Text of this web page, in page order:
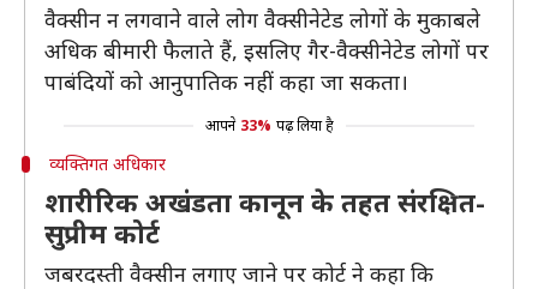
वैक्सीन न लगवाने वाले लोग वैक्सीनेटेड लोगों के मुकाबले
अधिक बीमारी फैलाते हैं, इसलिए गैर-वैक्सीनेटेड लोगों पर
पाबंदियों को आनुपातिक नहीं कहा जा सकता।
आपने 33% पढ़ लिया है
व्यक्तिगत अधिकार
शारीरिक अखंडता कानून के तहत संरक्षित-
सुप्रीम कोर्ट
जबरदस्ती वैक्सीन लगाए जाने पर कोर्ट ने कहा कि